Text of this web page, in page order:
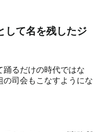
して名を残したジ
踊るだけの時代ではな
の司会もこなすようにな